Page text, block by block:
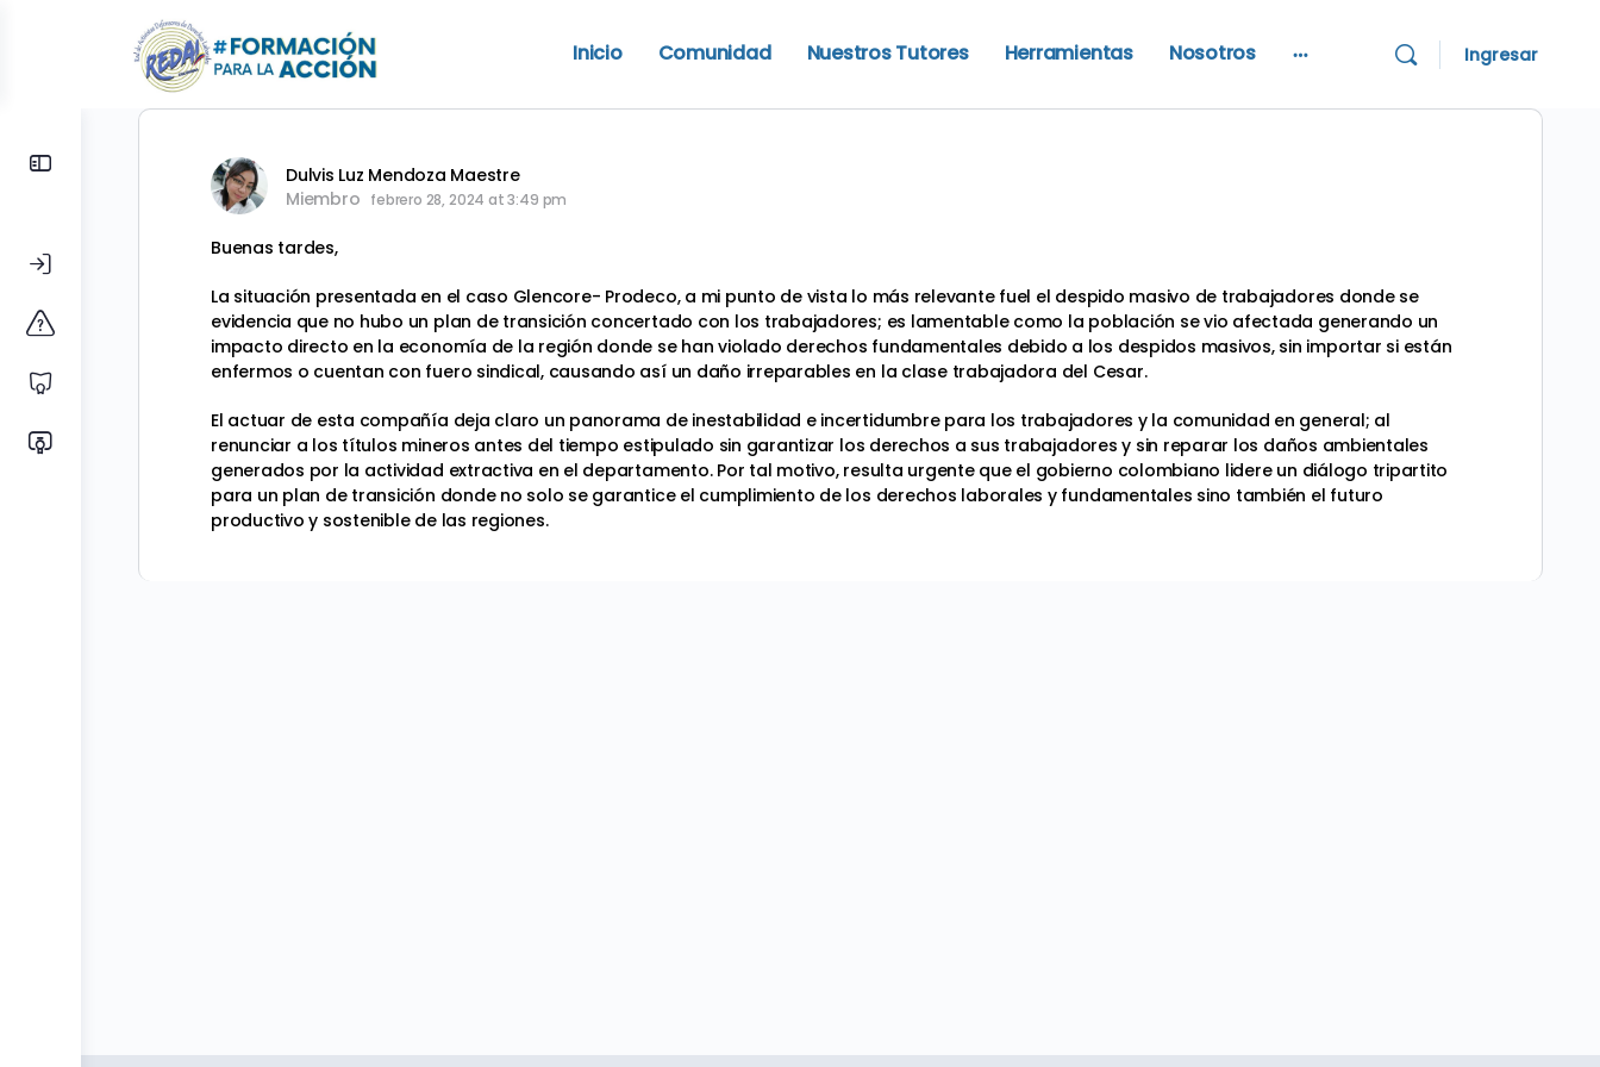
Inicio Comunidad Nuestros Tutores Herramientas Nosotros Ingresar
Dulvis Luz Mendoza Maestre
Miembro febrero 28, 2024 at 3:49 pm
Buenas tardes,
La situación presentada en el caso Glencore- Prodeco, a mi punto de vista lo más relevante fuel el despido masivo de trabajadores donde se
evidencia que no hubo un plan de transición concertado con los trabajadores; es lamentable como la población se vio afectada generando un
impacto directo en la economía de la región donde se han violado derechos fundamentales debido a los despidos masivos, sin importar si están
enfermos o cuentan con fuero sindical, causando así un daño irreparables en la clase trabajadora del Cesar.
El actuar de esta compañía deja claro un panorama de inestabilidad e incertidumbre para los trabajadores y la comunidad en general; al
renunciar a los títulos mineros antes del tiempo estipulado sin garantizar los derechos a sus trabajadores y sin reparar los daños ambientales
generados por la actividad extractiva en el departamento. Por tal motivo, resulta urgente que el gobierno colombiano lidere un diálogo tripartito
para un plan de transición donde no solo se garantice el cumplimiento de los derechos laborales y fundamentales sino también el futuro
productivo y sostenible de las regiones.